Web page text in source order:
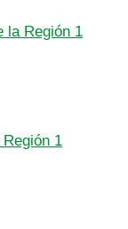
la Región 1
1